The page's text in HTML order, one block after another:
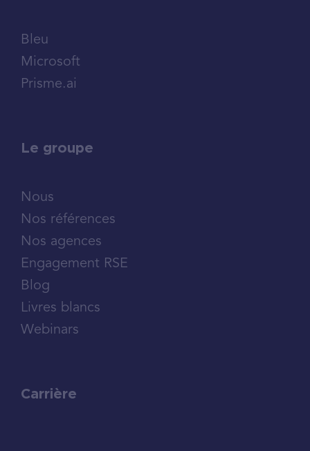
Bleu
Microsoft
Prisme.ai
Le groupe
Nous
Nos références
Nos agences
Engagement RSE
Blog
Livres blancs
Webinars
Carrière